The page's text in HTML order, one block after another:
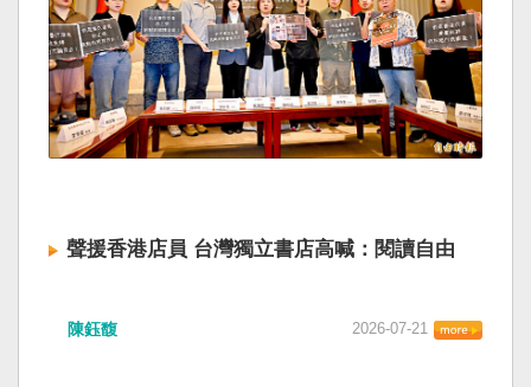
聲援香港店員 台灣獨立書店高喊：閱讀自由
陳鈺馥 2026-07-21